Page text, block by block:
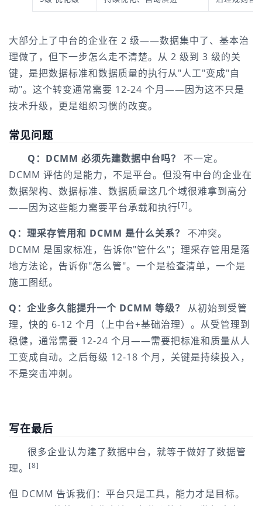
大部分上了中台的企业在 2 级——数据集中了、基本治
理做了，但下一步怎么走不清楚。从 2 级到 3 级的关
键，是把数据标准和数据质量的执行从"人工"变成"自
动"。这个转变通常需要 12-24 个月——因为这不只是
技术升级，更是组织习惯的改变。
常见问题
Q：DCMM 必须先建数据中台吗？
不一定。
DCMM 评估的是能力，不是平台。但没有中台的企业在
数据架构、数据标准、数据质量这几个域很难拿到高分
——因为这些能力需要平台承载和执行[7]。
Q：理采存管用和 DCMM 是什么关系？
不冲突。
DCMM 是国家标准，告诉你"管什么"；理采存管用是落
地方法论，告诉你"怎么管"。一个是检查清单，一个是
施工图纸。
Q：企业多久能提升一个 DCMM 等级？
从初始到受管
理，快的 6-12 个月（上中台+基础治理）。从受管理到
稳健，通常需要 12-24 个月——需要把标准和质量从人
工变成自动。之后每级 12-18 个月，关键是持续投入，
不是突击冲刺。
写在最后
很多企业认为建了数据中台，就等于做好了数据管
理。
[8]
但 DCMM 告诉我们：平台只是工具，能力才是目标。